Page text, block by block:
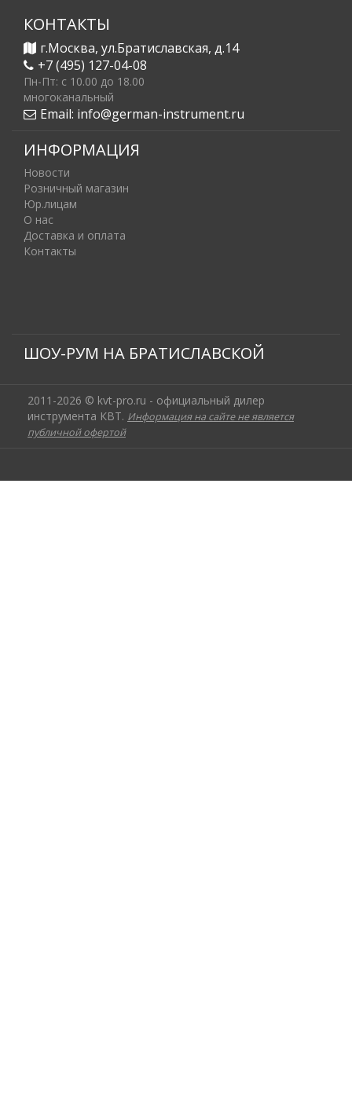
КОНТАКТЫ
г.Москва, ул.Братиславская, д.14
+7 (495) 127-04-08
Пн-Пт: c 10.00 до 18.00
многоканальный
Email: info@german-instrument.ru
ИНФОРМАЦИЯ
Новости
Розничный магазин
Юр.лицам
О нас
Доставка и оплата
Контакты
ШОУ-РУМ НА БРАТИСЛАВСКОЙ
2011-2026 © kvt-pro.ru - официальный дилер
инструмента КВТ. Информация на сайте не является
публичной офертой